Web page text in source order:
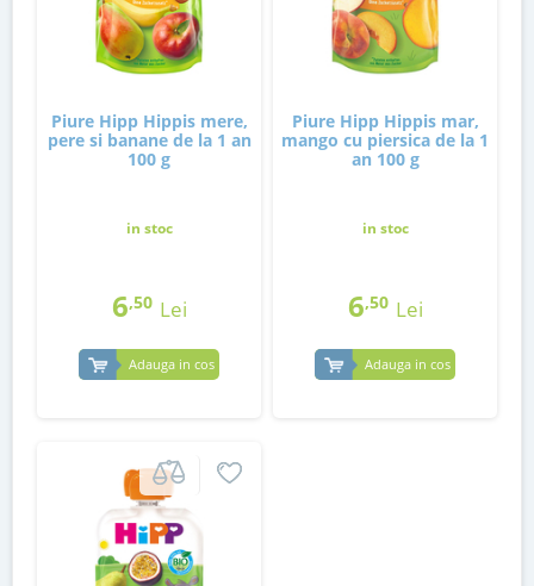
Piure Hipp Hippis mere,
pere si banane de la 1 an
100 g
in stoc
6,50 Lei
Adauga in cos
Piure Hipp Hippis mar,
mango cu piersica de la 1
an 100 g
in stoc
6,50 Lei
Adauga in cos